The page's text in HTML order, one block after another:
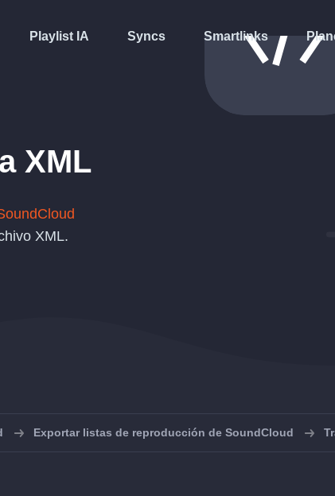
Playlist IA Syncs Smartlinks
a XML
XML.
Exportar listas de reproducción de SoundCloud